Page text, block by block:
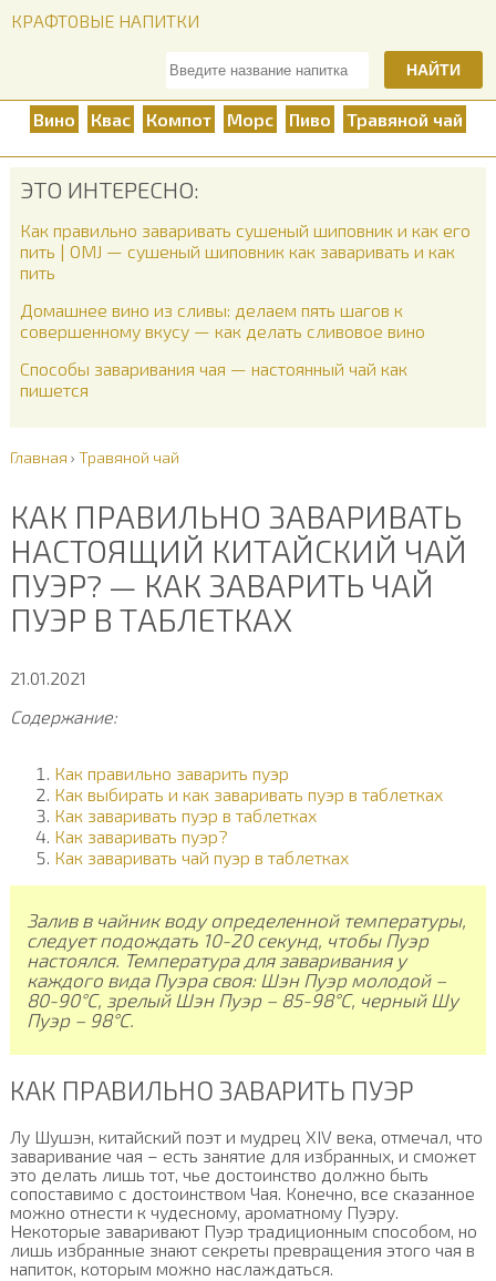
КРАФТОВЫЕ НАПИТКИ
НАЙТИ
Вино Квас Компот Морс Пиво Травяной чай
ЭТО ИНТЕРЕСНО:
Как правильно заваривать сушеный шиповник и как его
пить | OMJ — сушеный шиповник как заваривать и как
пить
Домашнее вино из сливы: делаем пять шагов к
совершенному вкусу — как делать сливовое вино
Способы заваривания чая — настоянный чай как
пишется
Главная › Травяной чай
КАК ПРАВИЛЬНО ЗАВАРИВАТЬ
НАСТОЯЩИЙ КИТАЙСКИЙ ЧАЙ
ПУЭР? — КАК ЗАВАРИТЬ ЧАЙ
ПУЭР В ТАБЛЕТКАХ
21.01.2021
Содержание:
Как правильно заварить пуэр
Как выбирать и как заваривать пуэр в таблетках
Как заваривать пуэр в таблетках
Как заваривать пуэр?
Как заваривать чай пуэр в таблетках
Залив в чайник воду определенной температуры,
следует подождать 10-20 секунд, чтобы Пуэр
настоялся. Температура для заваривания у
каждого вида Пуэра своя: Шэн Пуэр молодой –
80-90°C, зрелый Шэн Пуэр – 85-98°C, черный Шу
Пуэр – 98°C.
КАК ПРАВИЛЬНО ЗАВАРИТЬ ПУЭР
Лу Шушэн, китайский поэт и мудрец XIV века, отмечал, что
заваривание чая – есть занятие для избранных, и сможет
это делать лишь тот, чье достоинство должно быть
сопоставимо с достоинством Чая. Конечно, все сказанное
можно отнести к чудесному, ароматному Пуэру.
Некоторые заваривают Пуэр традиционным способом, но
лишь избранные знают секреты превращения этого чая в
напиток, которым можно наслаждаться.